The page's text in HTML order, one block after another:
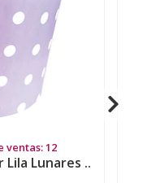
ventas: 12
Lunares ..